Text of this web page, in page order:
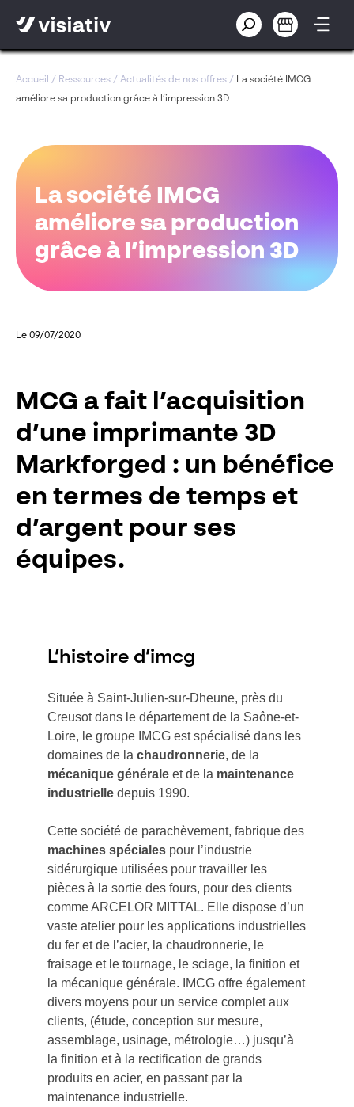
Accueil / Ressources / Actualités de nos offres / La société IMCG
améliore sa production grâce à l’impression 3D
La société IMCG
améliore sa production
grâce à l’impression 3D
Le 09/07/2020
MCG a fait l’acquisition
d’une imprimante 3D
Markforged : un bénéfice
en termes de temps et
d’argent pour ses
équipes.
L’histoire d’imcg
Située à Saint-Julien-sur-Dheune, près du
Creusot dans le département de la Saône-et-
Loire, le groupe IMCG est spécialisé dans les
domaines de la chaudronnerie, de la
mécanique générale et de la maintenance
industrielle depuis 1990.
Cette société de parachèvement, fabrique des
machines spéciales pour l’industrie
sidérurgique utilisées pour travailler les
pièces à la sortie des fours, pour des clients
comme ARCELOR MITTAL. Elle dispose d’un
vaste atelier pour les applications industrielles
du fer et de l’acier, la chaudronnerie, le
fraisage et le tournage, le sciage, la finition et
la mécanique générale. IMCG offre également
divers moyens pour un service complet aux
clients, (étude, conception sur mesure,
assemblage, usinage, métrologie…) jusqu’à
la finition et à la rectification de grands
produits en acier, en passant par la
maintenance industrielle.